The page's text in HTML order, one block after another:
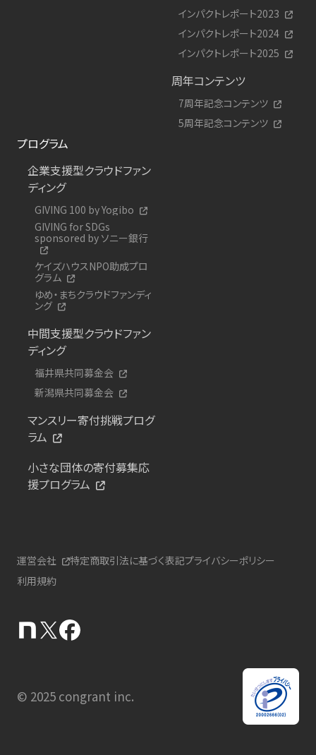
インパクトレポート2023
インパクトレポート2024
インパクトレポート2025
周年コンテンツ
7周年記念コンテンツ
5周年記念コンテンツ
プログラム
企業支援型クラウドファン
ディング
GIVING 100 by Yogibo
GIVING for SDGs
sponsored by ソニー銀行
ケイズハウスNPO助成プロ
グラム
ゆめ・まちクラウドファンディ
ング
中間支援型クラウドファン
ディング
福井県共同募金会
新潟県共同募金会
マンスリー寄付挑戦プログ
ラム
小さな団体の寄付募集応
援プログラム
運営会社 特定商取引法に基づく表記プライバシーポリシー
利用規約
© 2025 congrant inc.